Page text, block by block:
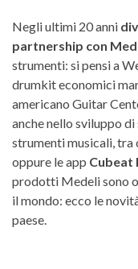
Negli ultimi 20 anni
partnership con
strumenti: si pensi a
drumkit economici
americano Guitar
anche nello sviluppo
strumenti musicali, tra
oppure le app Cubeat
prodotti Medeli sono
il mondo: ecco le
paese.